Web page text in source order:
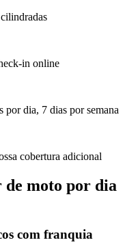
in online
dia, 7 dias por semana
cobertura adicional
de moto por dia
com franquia